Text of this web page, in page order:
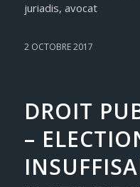
juriadis, avocat
2 OCTOBRE 2017
DROIT
–